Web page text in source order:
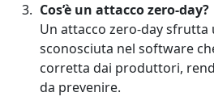
Cos’è un attacco zero-day?
Un attacco zero-day sfrutta
sconosciuta nel software
corretta dai produttori,
da prevenire.